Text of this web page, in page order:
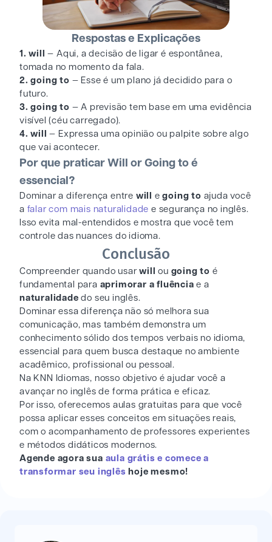
Respostas e Explicações
1. will
— Aqui, a decisão de ligar é espontânea,
tomada no momento da fala.
2. going to — Esse é um plano já decidido para o
futuro.
3. going to — A previsão tem base em uma evidência
visível (céu carregado).
4. will
— Expressa uma opinião ou palpite sobre algo
que vai acontecer.
Por que praticar Will or Going to é
essencial?
Dominar a diferença entre will egoing to ajuda você
a falar com mais naturalidade e segurança no inglês.
Isso evita mal-entendidos e mostra que você tem
controle das nuances do idioma.
Conclusão
Compreender quando usarwill ou going to é
fundamental para aprimorar a fluência e a
naturalidade do seu inglês.
Dominar essa diferença não só melhora sua
comunicação, mas também demonstra um
conhecimento sólido dos tempos verbais no idioma,
essencial para quem busca destaque no ambiente
acadêmico, profissional ou pessoal.
Na KNN Idiomas, nosso objetivo é ajudar você a
avançar no inglês de forma prática e eficaz.
Por isso, oferecemos aulas gratuitas para que você
possa aplicar esses conceitos em situações reais,
com o acompanhamento de professores experientes
e métodos didáticos modernos.
Agende agora sua aula grátis e comece a
transformar seu inglês hoje mesmo!